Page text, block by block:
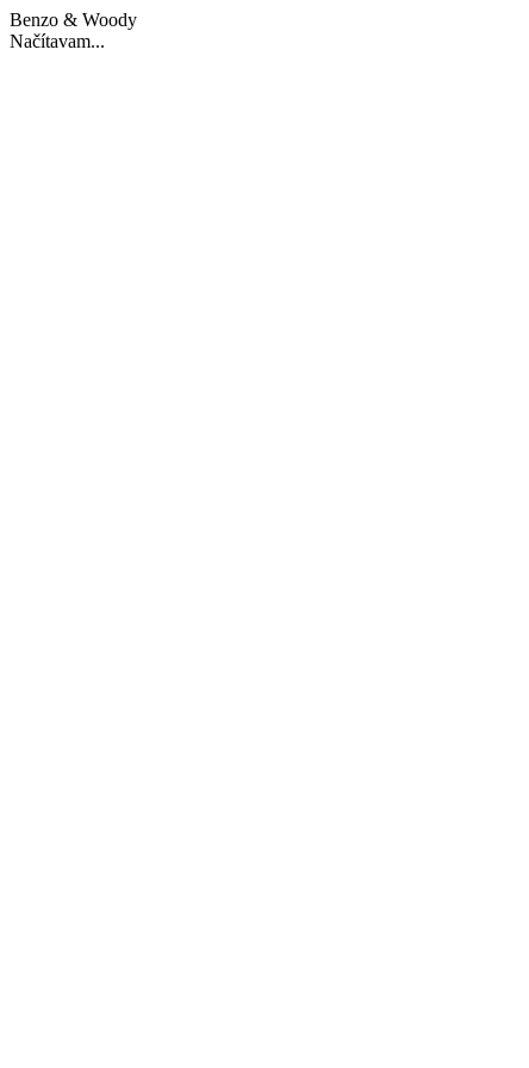
Benzo & Woody
Načítavam...